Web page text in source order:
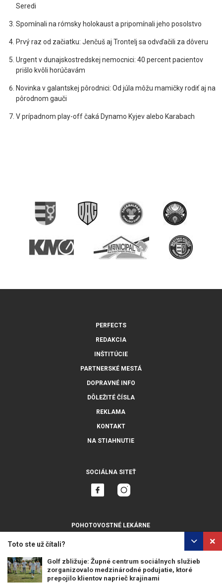
Toto ste už čítali?
Golf zbližuje: Župné centrum sociálnych služieb
zorganizovalo medzinárodné podujatie, ktoré
prepojilo klientov naprieč krajinami
Seredi
Spomínali na rómsky holokaust a pripomínali jeho posolstvo
Prvý raz od začiatku: Jenčuš aj Trontelj sa odvďačili za dôveru
Urgent v dunajskostredskej nemocnici: 40 percent pacientov
prišlo kvôli horúčavám
Novinka v galantskej pôrodnici: Od júla môžu mamičky rodiť aj na
pôrodnom gauči
V prípadnom play-off čaká Dynamo Kyjev alebo Karabach
PERFECTS
REDAKCIA
INŠTITÚCIE
PARTNERSKÉ MESTÁ
DOPRAVNÉ INFO
DÔLEŽITÉ ČÍSLA
REKLAMA
KONTAKT
NA STIAHNUTIE
SOCIÁLNA SITEŤ
POHOTOVOSTNÉ LEKÁRNE
OCHRANA OSOBNÝCH ÚDAJOV POUŽÍVANIE COOKIES